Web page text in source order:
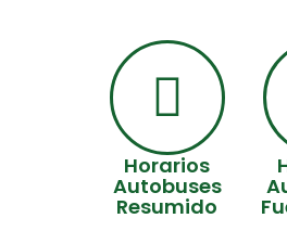
Horarios
Autobuses
Resumido